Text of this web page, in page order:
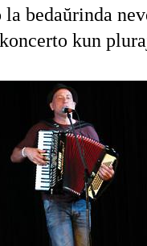
bedaŭrinda
kun